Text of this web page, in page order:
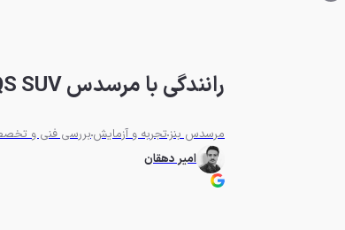
رانندگی با مرسدس EQS SUV، میراث S کلاس در قالب شاسی‌بلند برقی
مرسدس بنزتجربه و آزمایشبررسی فنی و
امیر دهقان